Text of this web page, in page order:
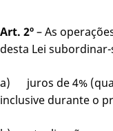
Art. 2º– As
desta Lei
a) juros de 4%
inclusive durante o